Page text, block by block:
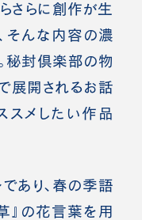
さらに創作が生
そんな内容の濃
秘封倶楽部の物
展開されるお話
スメしたい作品
あり、春の季語
』の花言葉を用